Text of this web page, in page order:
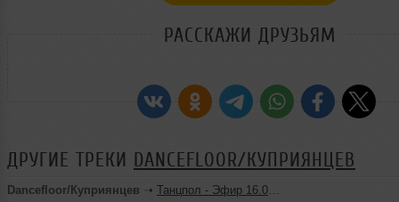
РАССКАЖИ ДРУЗЬЯМ
ДРУГИЕ ТРЕКИ DANCEFLOOR/КУПРИЯНЦЕВ
Dancefloor/Куприянцев ➝ Танцпол - Эфир 16.06.23 ( Час 2)